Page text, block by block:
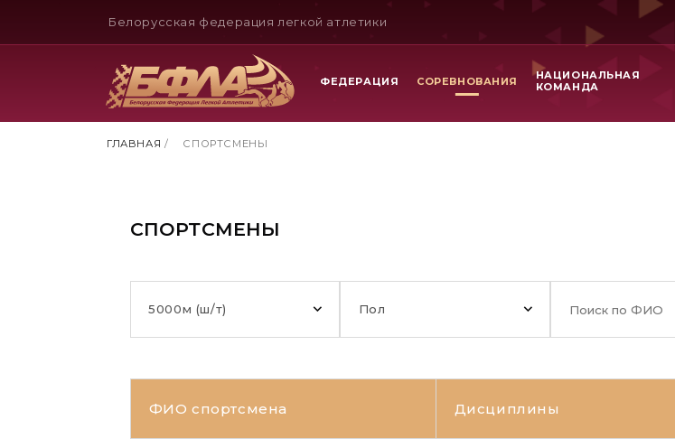
Белорусская федерация легкой атлетики
ФЕДЕРАЦИЯ СОРЕВНОВАНИЯ
НАЦИОНАЛЬНАЯ
КОМАНДА
ГЛАВНАЯ / СПОРТСМЕНЫ
СПОРТСМЕНЫ
5000м (ш/т) Пол
ФИО спортсмена Дисциплины